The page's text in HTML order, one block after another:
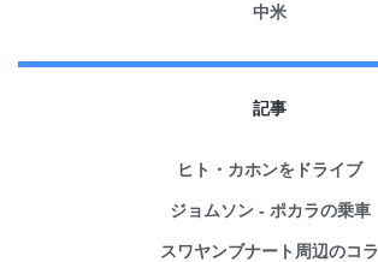
中米
記事
ヒト・カホンをドライブ
ジョムソン - ポカラの乗車
スワヤンブナート周辺のコラ